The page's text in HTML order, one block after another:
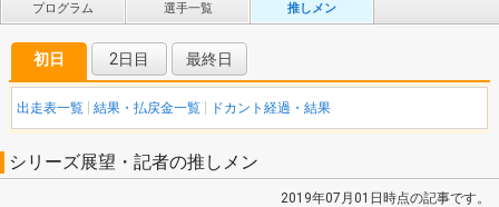
プログラム
選手一覧
推しメン
初日
出走表一覧 結果・払戻金一覧 ドカント経過・結果
2日目 最終日
シリーズ展望・記者の推しメン
2019年07月01日時点の記事です。